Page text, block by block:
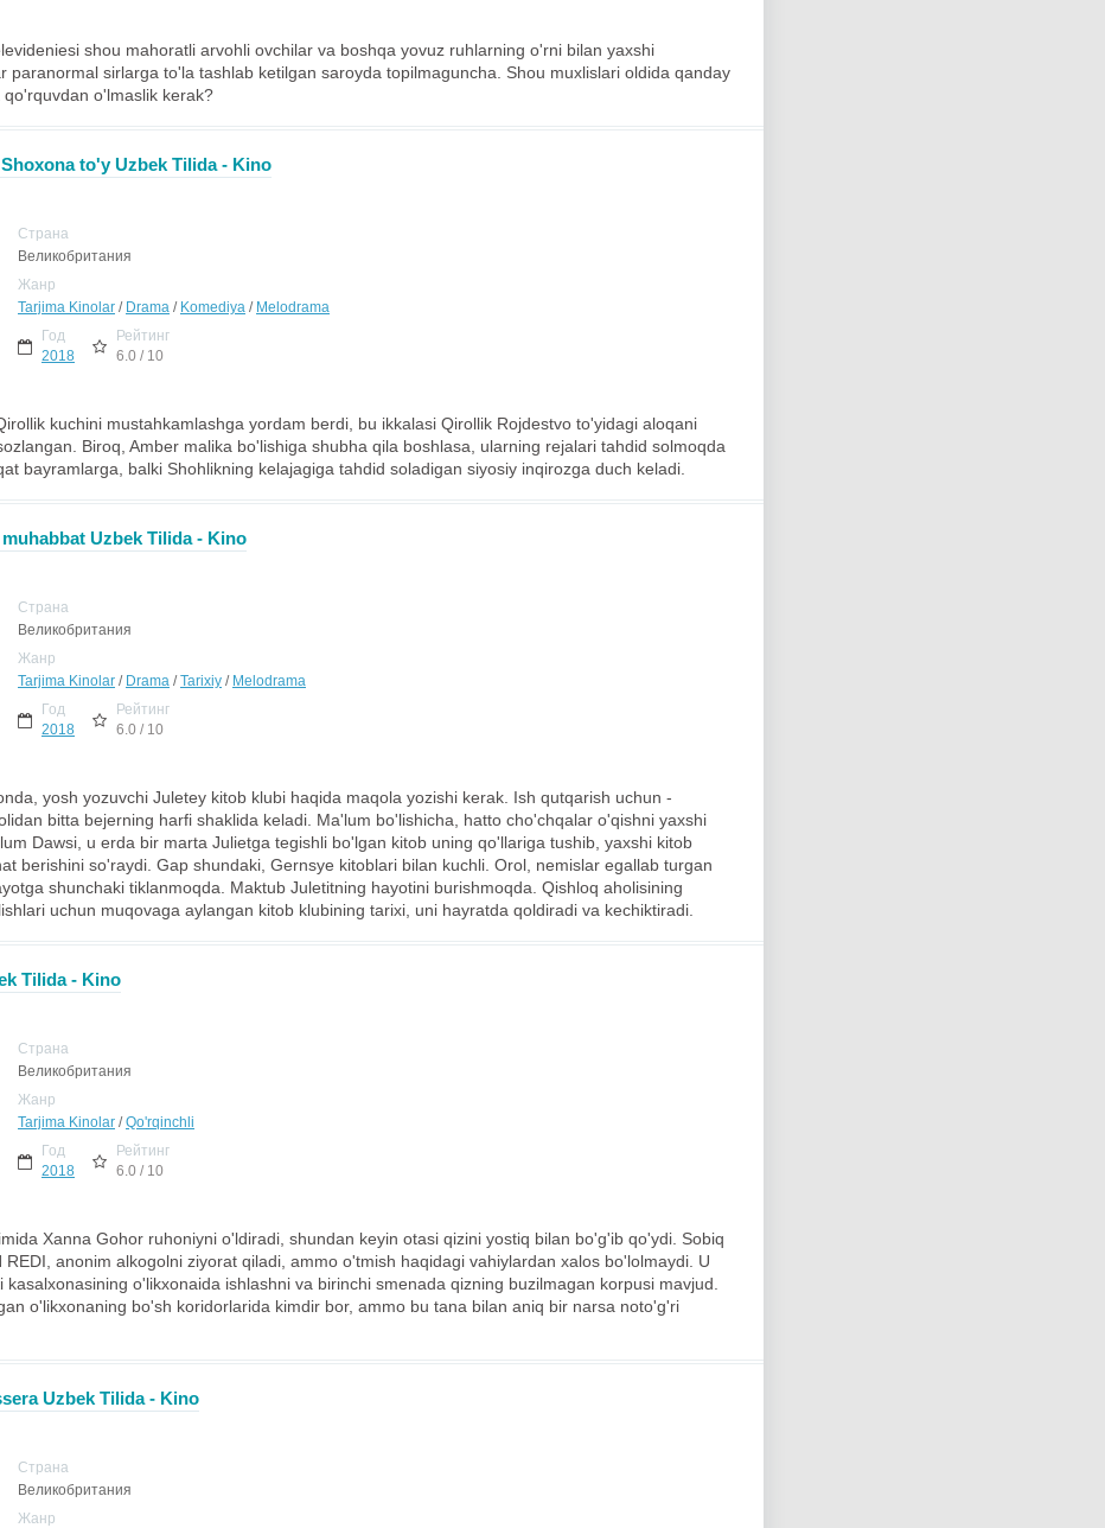
shou mahoratli arvohli ovchilar va boshqa yovuz ruhlarning o'rni bilan yaxshi
paranormal sirlarga to'la tashlab ketilgan saroyda topilmaguncha. Shou muxlislari oldida qanday
o'lmaslik kerak?
to'y Uzbek Tilida - Kino
Страна
Великобритания
Жанр
Tarjima Kinolar / Drama / Komediya / Melodrama
Год
2018
Рейтинг
6.0 / 10
kuchini mustahkamlashga yordam berdi, bu ikkalasi Qirollik Rojdestvo to'yidagi aloqani
Biroq, Amber malika bo'lishiga shubha qila boshlasa, ularning rejalari tahdid solmoqda
bayramlarga, balki Shohlikning kelajagiga tahdid soladigan siyosiy inqirozga duch keladi.
Uzbek Tilida - Kino
Страна
Великобритания
Жанр
Tarjima Kinolar / Drama /Tarixiy / Melodrama
Год
2018
Рейтинг
6.0 / 10
yosh yozuvchi Juletey kitob klubi haqida maqola yozishi kerak. Ish qutqarish uchun -
bitta bejerning harfi shaklida keladi. Ma'lum bo'lishicha, hatto cho'chqalar o'qishni yaxshi
Dawsi, u erda bir marta Julietga tegishli bo'lgan kitob uning qo'llariga tushib, yaxshi kitob
berishini so'raydi. Gap shundaki, Gernsye kitoblari bilan kuchli. Orol, nemislar egallab turgan
shunchaki tiklanmoqda. Maktub Juletitning hayotini burishmoqda. Qishloq aholisining
uchun muqovaga aylangan kitob klubining tarixi, uni hayratda qoldiradi va kechiktiradi.
Tilida - Kino
Страна
Великобритания
Жанр
Tarjima Kinolar /Qo'rqinchli
Год
2018
Рейтинг
6.0 / 10
Xanna Gohor ruhoniyni o'ldiradi, shundan keyin otasi qizini yostiq bilan bo'g'ib qo'ydi. Sobiq
REDI, anonim alkogolni ziyorat qiladi, ammo o'tmish haqidagi vahiylardan xalos bo'lolmaydi. U
kasalxonasining o'likxonaida ishlashni va birinchi smenada qizning buzilmagan korpusi mavjud.
o'likxonaning bo'sh koridorlarida kimdir bor, ammo bu tana bilan aniq bir narsa noto'g'ri
Uzbek Tilida - Kino
Страна
Великобритания
Жанр